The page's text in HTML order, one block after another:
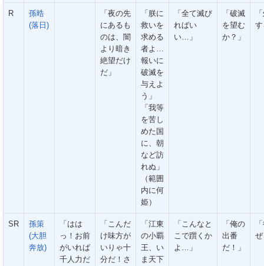
R
孫晧
(落日)
「夜の先
にあるも
のは、闇
より暗き
絶望だけ
だ」
「朕に
救いを
求める
者よ…
報いに
破滅を
与えよ
う」
「我等
を苦し
めた国
に、朝
など訪
れぬ」
（範囲
内に何
姫）
「全て滅び
ればい
い…」
「破滅
を望む
か？」
SR
孫策
(大胆
奔放)
「はは
っ！お前
がいれば
千人力だ
「こんだ
け味方が
いりゃ十
分だ！さ
「江東
の小覇
王、い
ま天下
「こんなと
こで躓くか
よ…」
「俺の
出番
だ！」